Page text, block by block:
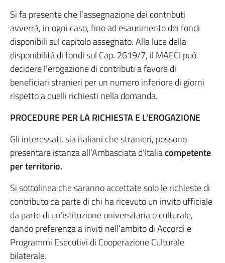
Si fa presente che l’assegnazione dei contributi
avverrà, in ogni caso, fino ad esaurimento dei fondi
disponibili sul capitolo assegnato. Alla luce della
disponibilità di fondi sul Cap. 2619/7, il MAECI può
decidere l’erogazione di contributi a favore di
beneficiari stranieri per un numero inferiore di giorni
rispetto a quelli richiesti nella domanda.
PROCEDURE PER LA RICHIESTA E L’EROGAZIONE
Gli interessati, sia italiani che stranieri, possono
presentare istanza all’Ambasciata d’Italiacompetente
per territorio.
Si sottolinea che saranno accettate solo le richieste di
contributo da parte di chi ha ricevuto un invito ufficiale
da parte di un’istituzione universitaria o culturale,
dando preferenza a inviti nell’ambito di Accordi e
Programmi Esecutivi di Cooperazione Culturale
bilaterale.